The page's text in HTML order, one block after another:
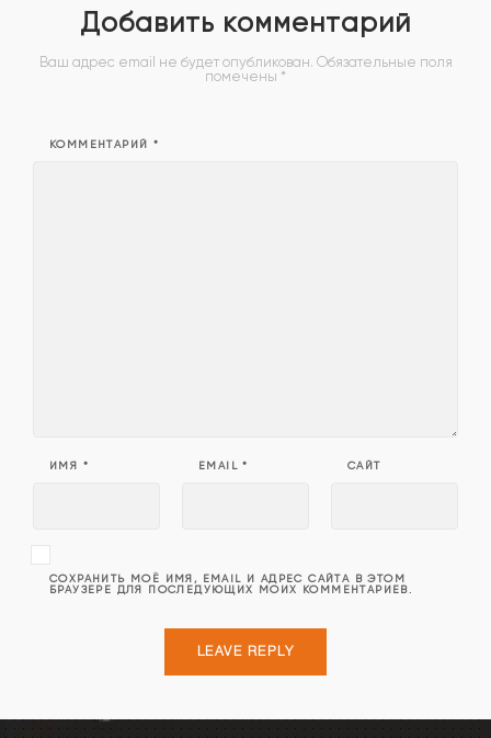
Добавить комментарий
Ваш адрес email не будет опубликован. Обязательные поля
помечены *
КОММЕНТАРИЙ *
ИМЯ * EMAIL* САЙТ
СОХРАНИТЬ МОЁ ИМЯ, EMAIL И АДРЕС САЙТА В ЭТОМ
БРАУЗЕРЕ ДЛЯ ПОСЛЕДУЮЩИХ МОИХ КОММЕНТАРИЕВ.